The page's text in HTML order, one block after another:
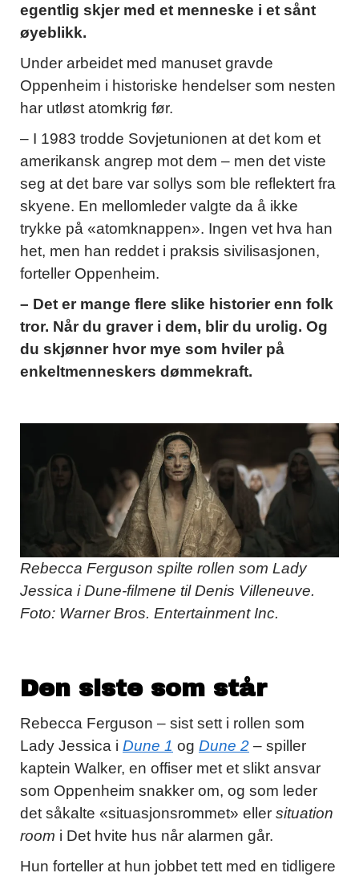
egentlig skjer med et menneske i et sånt
øyeblikk.
Under arbeidet med manuset gravde
Oppenheim i historiske hendelser som nesten
har utløst atomkrig før.
– I 1983 trodde Sovjetunionen at det kom et
amerikansk angrep mot dem – men det viste
seg at det bare var sollys som ble reflektert fra
skyene. En mellomleder valgte da å ikke
trykke på «atomknappen». Ingen vet hva han
het, men han reddet i praksis sivilisasjonen,
forteller Oppenheim.
– Det er mange flere slike historier enn folk
tror. Når du graver i dem, blir du urolig. Og
du skjønner hvor mye som hviler på
enkeltmenneskers dømmekraft.
Rebecca Ferguson spilte rollen som Lady
Jessica i Dune-filmene til Denis Villeneuve.
Foto: Warner Bros. Entertainment Inc.
Den siste som står
Rebecca Ferguson – sist sett i rollen som
Lady Jessica i Dune 1 og Dune 2 – spiller
kaptein Walker, en offiser met et slikt ansvar
som Oppenheim snakker om, og som leder
det såkalte «situasjonsrommet» eller situation
room i Det hvite hus når alarmen går.
Hun forteller at hun jobbet tett med en tidligere